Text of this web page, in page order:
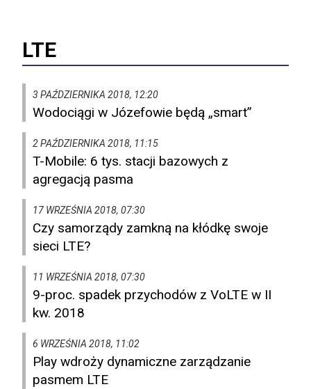
LTE
3 PAŹDZIERNIKA 2018, 12:20
Wodociągi w Józefowie będą „smart”
2 PAŹDZIERNIKA 2018, 11:15
T-Mobile: 6 tys. stacji bazowych z
agregacją pasma
17 WRZEŚNIA 2018, 07:30
Czy samorządy zamkną na kłódkę swoje
sieci LTE?
11 WRZEŚNIA 2018, 07:30
9-proc. spadek przychodów z VoLTE w II
kw. 2018
6 WRZEŚNIA 2018, 11:02
Play wdroży dynamiczne zarządzanie
pasmem LTE